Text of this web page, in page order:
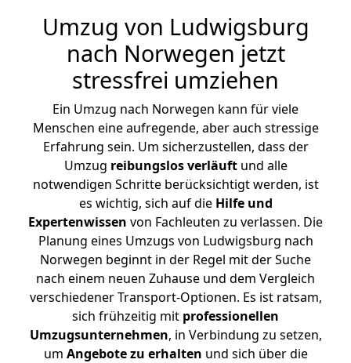
Umzug von Ludwigsburg
nach Norwegen jetzt
stressfrei umziehen
Ein Umzug nach Norwegen kann für viele
Menschen eine aufregende, aber auch stressige
Erfahrung sein. Um sicherzustellen, dass der
Umzug reibungslos verläuftund alle
notwendigen Schritte berücksichtigt werden, ist
es wichtig, sich auf die Hilfe und
Expertenwissen von Fachleuten zu verlassen. Die
Planung eines Umzugs von Ludwigsburg nach
Norwegen beginnt in der Regel mit der Suche
nach einem neuen Zuhause und dem Vergleich
verschiedener Transport-Optionen. Es ist ratsam,
sich frühzeitig mit professionellen
Umzugsunternehmen, in Verbindung zu setzen,
um Angebote zu erhalten und sich über die